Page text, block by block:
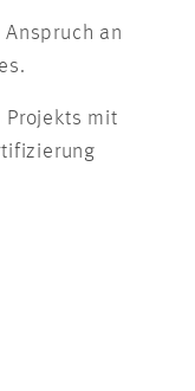
an
Projekts mit